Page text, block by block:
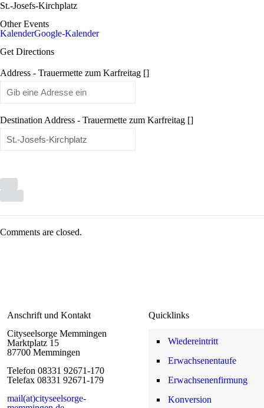
St.-Josefs-Kirchplatz
Other Events
KalenderGoogle-Kalender
Get Directions
Address - Trauermette zum Karfreitag []
Destination Address - Trauermette zum Karfreitag []
Comments are closed.
Anschrift und Kontakt
Cityseelsorge Memmingen
Marktplatz 15
87700 Memmingen
Telefon 08331 92671-170
Telefax 08331 92671-179
mail(at)cityseelsorge-
Quicklinks
Wiedereintritt
Erwachsenentaufe
Erwachsenenfirmung
Konversion